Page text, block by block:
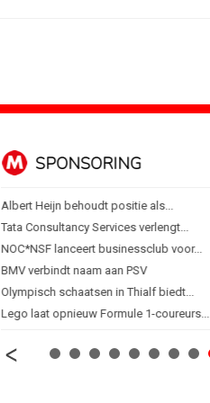
SPONSORING
Albert Heijn behoudt positie als...
Tata Consultancy Services verlengt...
NOC*NSF lanceert businessclub voor...
BMV verbindt naam aan PSV
Olympisch schaatsen in Thialf biedt...
Lego laat opnieuw Formule 1-coureurs...